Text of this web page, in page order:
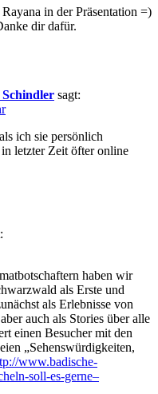
in der Präsentation =)
dir dafür.
sagt:
ich sie persönlich
letzter Zeit öfter online
haben wir
als Erste und
als Erlebnisse von
auch als Stories über alle
einen Besucher mit den
„Sehenswürdigkeiten,
www.badische-
soll-es-gerne–